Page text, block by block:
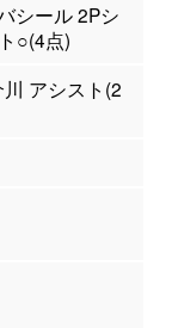
シール 2Pシ
○(4点)
アシスト(2